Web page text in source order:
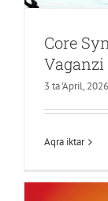
Core
3 ta 'April, 2026
Aqra iktar
Xinhe
tal-